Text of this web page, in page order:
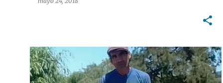
POLICIALES